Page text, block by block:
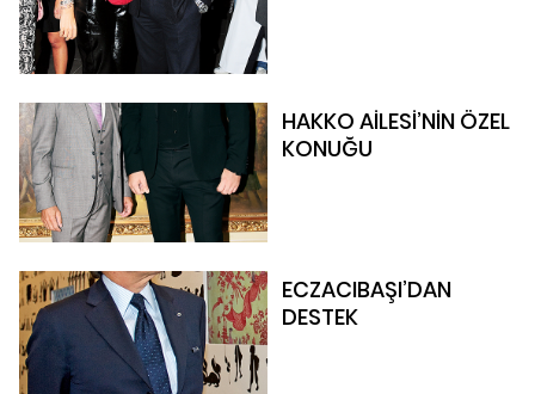
HAKKO AİLESİ’NİN ÖZEL
KONUĞU
ECZACIBAŞI’DAN
DESTEK